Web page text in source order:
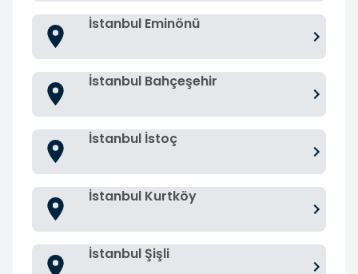
İstanbul Eminönü
İstanbul Bahçeşehir
İstanbul İstoç
İstanbul Kurtköy
İstanbul Şişli